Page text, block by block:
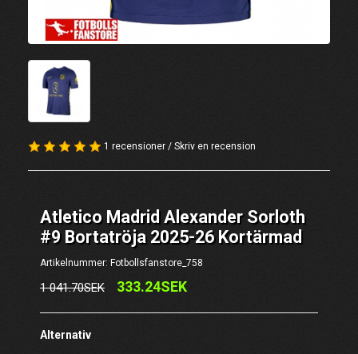
1 recensioner / Skriv en recension
Atletico Madrid Alexander Sorloth
#9 Bortatröja 2025-26 Kortärmad
Artikelnummer: Fotbollsfanstore_758
1 041.70SEK 333.24SEK
Alternativ